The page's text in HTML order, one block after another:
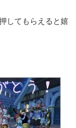
してもらえると嬉